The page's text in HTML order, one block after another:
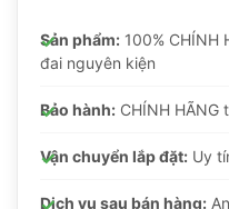
Sản phẩm: 100% CHÍNH
đai nguyên kiện
Bảo hành: CHÍNH HÃNG
Vận chuyển lắp đặt: Uy
Dịch vụ sau bán hàng: